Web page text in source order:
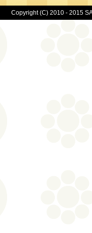
Copyright (C) 2010 - 2015